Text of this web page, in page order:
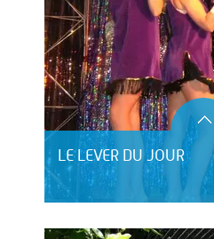
LE LEVER DU JOUR